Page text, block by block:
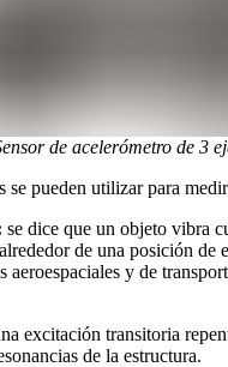
de acelerómetro de 3
se pueden utilizar para
se dice que un objeto vibra
de una posición de
aeroespaciales y de
excitación transitoria
de la estructura.